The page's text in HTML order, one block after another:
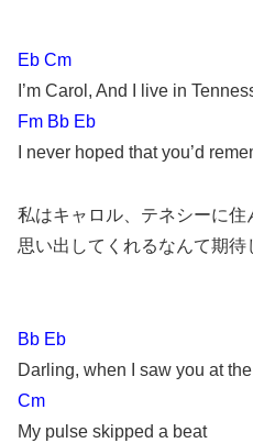
Eb Cm
I’m Carol, And I live in
Fm Bb Eb
I never hoped that you’d
私はキャロル、テネシーに住
思い出してくれるなんて期待
Bb Eb
Darling, when I saw you at
Cm
My pulse skipped a beat